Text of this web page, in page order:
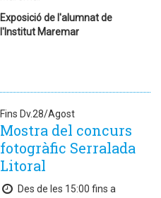
Exposició de l'alumnat de
l'Institut Maremar
Fins Dv.28/Agost
Mostra del concurs
fotogràfic Serralada
Litoral
Des de les 15:00 fins a